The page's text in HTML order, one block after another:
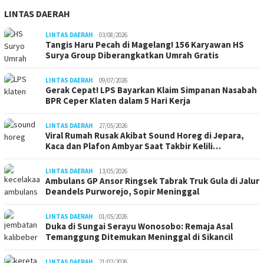
LINTAS DAERAH
LINTAS DAERAH 03/08/2026
Tangis Haru Pecah di Magelang! 156 Karyawan HS
Surya Group Diberangkatkan Umrah Gratis
LINTAS DAERAH 09/07/2026
Gerak Cepat! LPS Bayarkan Klaim Simpanan Nasabah
BPR Ceper Klaten dalam 5 Hari Kerja
LINTAS DAERAH 27/05/2026
Viral Rumah Rusak Akibat Sound Horeg di Jepara,
Kaca dan Plafon Ambyar Saat Takbir Kelili…
LINTAS DAERAH 13/05/2026
Ambulans GP Ansor Ringsek Tabrak Truk Gula di Jalur
Deandels Purworejo, Sopir Meninggal
LINTAS DAERAH 01/05/2026
Duka di Sungai Serayu Wonosobo: Remaja Asal
Temanggung Ditemukan Meninggal di Sikancil